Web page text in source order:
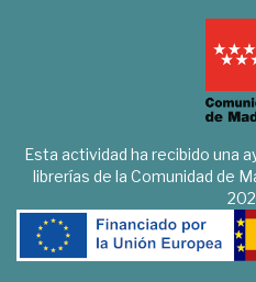
Esta actividad ha recibido una
librerías de la Comunidad de